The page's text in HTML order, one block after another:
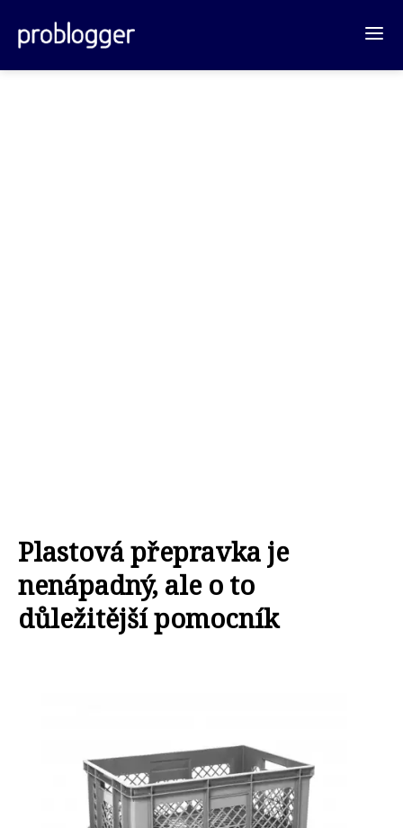
Plastová přepravka je
nenápadný, ale o to
důležitější pomocník